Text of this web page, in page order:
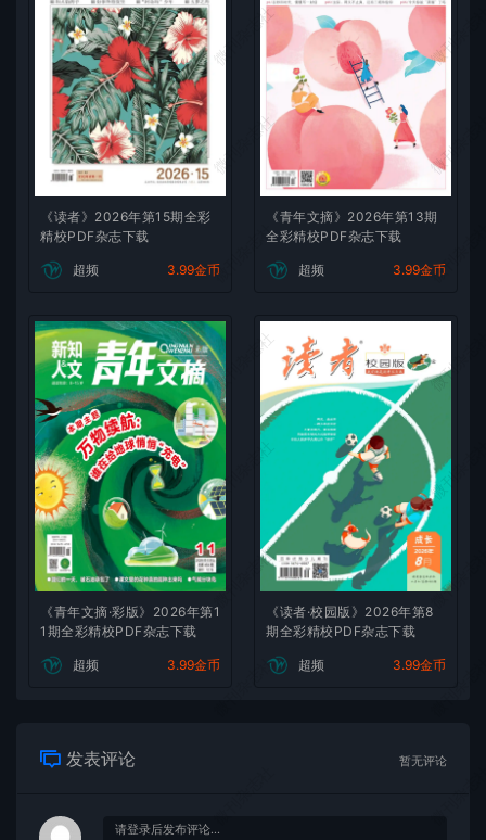
《读者》2026年第15期全彩
精校PDF杂志下载
超频 3.99金币
《青年文摘》2026年第13期
全彩精校PDF杂志下载
超频 3.99金币
《青年文摘·彩版》2026年第1
1期全彩精校PDF杂志下载
超频 3.99金币
《读者·校园版》2026年第8
期全彩精校PDF杂志下载
超频 3.99金币
发表评论 暂无评论
微刊杂志社
微刊杂
微刊杂志社
微刊杂
微刊杂志社
微刊杂
微刊杂志社
微刊杂
微刊杂志社
微刊杂
微刊杂志社
微刊杂
微刊杂志社
微刊杂